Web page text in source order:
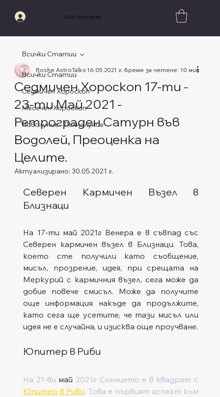
ASTROTALKS.ONLINE
Всички Статии
Седмичен Хороскоп
Месечен Хороскоп
Новолуние - Пълнолуние
Всички Статии
Седмичен Хороскоп 17-ти -
23-ти Май 2021 -
Ретрограден Сатурн във
Водолей, Преоценка на
Целите.
Roshe AstroTalks16.05.2021 г.време за четене: 10 мин.
Актуализирано:30.05.2021 г.
Северен Кармичен Възел в
Близнаци
На 17-ти май 2021г Венера е в съвпад със
Северен кармичен възел в Близнаци. Това,
което сте получили като съобщение,
мисъл, прозрение, идея, при срещата на
Меркурий с кармичния възел, сега може да
добие повече смисъл. Може да получите
още информация накъде да продължите,
като сега ще усетите, че тази мисъл или
Юпитер в Риби
На 21-ви май
Юпитер в Риби. Това е първият аспект към